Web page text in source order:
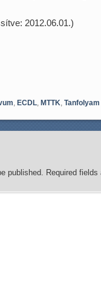
2012.06.01.)
ECDL MTTK Tanfolyam
published. Required